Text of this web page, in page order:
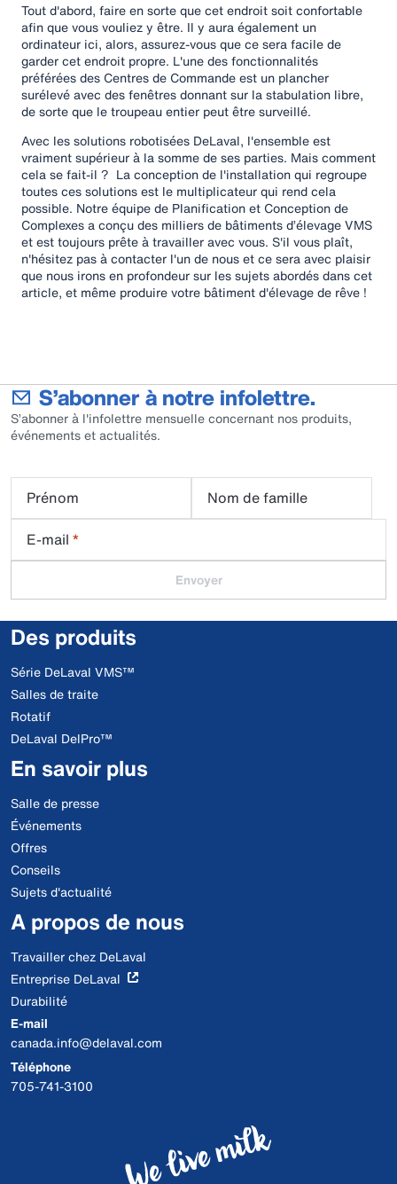
Tout d'abord, faire en sorte que cet endroit soit confortable
afin que vous vouliez y être. Il y aura également un
ordinateur ici, alors, assurez-vous que ce sera facile de
garder cet endroit propre. L'une des fonctionnalités
préférées des Centres de Commande est un plancher
surélevé avec des fenêtres donnant sur la stabulation libre,
de sorte que le troupeau entier peut être surveillé.
Avec les solutions robotisées DeLaval, l'ensemble est
vraiment supérieur à la somme de ses parties. Mais comment
cela se fait-il ? La conception de l'installation qui regroupe
toutes ces solutions est le multiplicateur qui rend cela
possible. Notre équipe de Planification et Conception de
Complexes a conçu des milliers de bâtiments d’élevage VMS
et est toujours prête à travailler avec vous. S'il vous plaît,
n'hésitez pas à contacter l'un de nous et ce sera avec plaisir
que nous irons en profondeur sur les sujets abordés dans cet
article, et même produire votre bâtiment d'élevage de rêve !
S’abonner à notre infolettre.
S’abonner à l'infolettre mensuelle concernant nos produits,
événements et actualités.
Prénom
Nom de famille
E-mail *
Envoyer
Des produits
Série DeLaval VMS™
Salles de traite
Rotatif
DeLaval DelPro™
En savoir plus
Salle de presse
Événements
Offres
Conseils
Sujets d'actualité
A propos de nous
Travailler chez DeLaval
Entreprise DeLaval
Durabilité
E-mail
canada.info@delaval.com
Téléphone
705-741-3100